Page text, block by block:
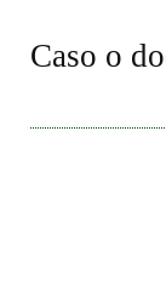
Caso o